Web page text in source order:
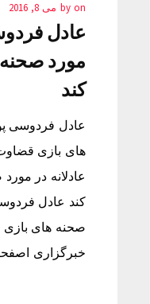
by on می 8, 2016
عادل
مورد
کند
عادل فردوسی
های بازی
عادلانه در
کند عادل
صحنه های بازی
خبرگزاری